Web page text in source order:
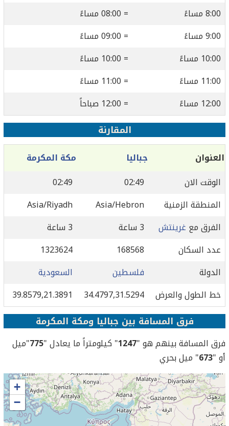
8:00 مساءً
= 08:00 مساءً
9:00 مساءً
= 09:00 مساءً
10:00 مساءً
= 10:00 مساءً
11:00 مساءً
= 11:00 مساءً
12:00 مساءً
= 12:00 صباحاً
المقارنة
العنوان جباليا
مكة المكرمة
الوقت الان
02:49
02:49
المنطقة الزمنية
Asia/Hebron
Asia/Riyadh
الفرق مع غرينتش 3 ساعة
3 ساعة
عدد السكان
168568
1323624
الدولة
فلسطين
السعودية
خط الطول والعرض
34.4797,31.5294
39.8579,21.3891
فرق المسافة بين جباليا ومكة المكرمة
فرق المسافة بينهم هو "1247" كيلومتراً ما يعادل "775"ميل
أو "673" ميل بحري
+
−